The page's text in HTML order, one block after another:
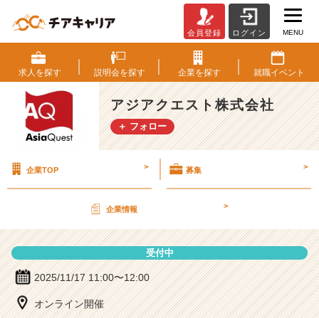
ジ
ア
ク
エ
ト
社
の
明
会
詳
細
会員登録 ログイン MENU
求人を探す 説明会を探す 企業を探す 就職イベント
アジアクエスト株式会社
＋ フォロー
企業TOP > 募集 >
企業情報 >
受付中
2025/11/17 11:00〜12:00
オンライン開催